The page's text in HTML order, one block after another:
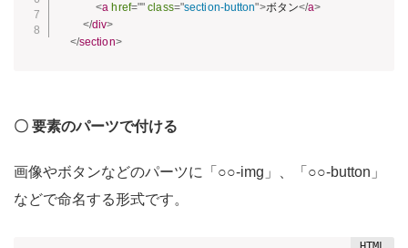
<a href="" class="section-button">ボタン</a>
</div>
</section>
〇 要素のパーツで付ける
画像やボタンなどのパーツに「○○-img」、「○○-button」
などで命名する形式です。